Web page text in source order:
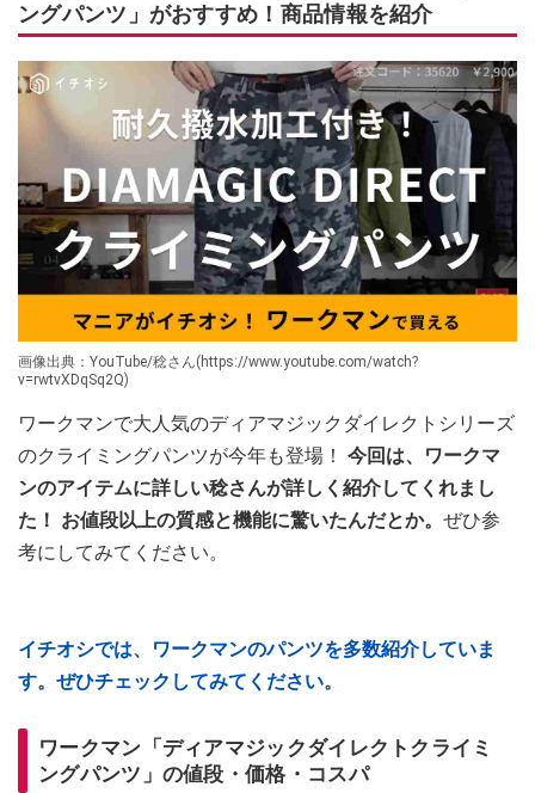
ングパンツ」がおすすめ！商品情報を紹介
画像出典：YouTube/稔さん(https://www.youtube.com/watch?
v=rwtvXDqSq2Q)
ワークマンで大人気のディアマジックダイレクトシリーズ
のクライミングパンツが今年も登場！ 今回は、ワークマ
ンのアイテムに詳しい稔さんが詳しく紹介してくれまし
た！ お値段以上の質感と機能に驚いたんだとか。 ぜひ参
考にしてみてください。
イチオシでは、ワークマンのパンツを多数紹介していま
す。ぜひチェックしてみてください。
ワークマン「ディアマジックダイレクトクライミ
ングパンツ」の値段・価格・コスパ